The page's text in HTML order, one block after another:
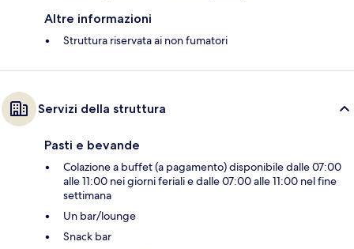
Altre informazioni
Struttura riservata ai non fumatori
Servizi della struttura
Pasti e bevande
Colazione a buffet (a pagamento) disponibile dalle 07:00
alle 11:00 nei giorni feriali e dalle 07:00 alle 11:00 nel fine
settimana
Un bar/lounge
Snack bar